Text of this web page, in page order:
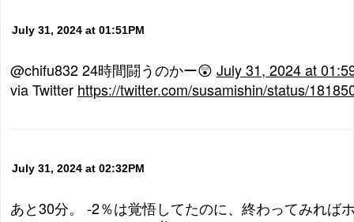
July 31, 2024 at 01:51PM
@chifu832 24時間闘うのかー😲 July 31, 2024 at
via Twitter https://twitter.com/susamishin/status/
July 31, 2024 at 02:32PM
あと30分。 -2％は覚悟してたのに、終わってみれば